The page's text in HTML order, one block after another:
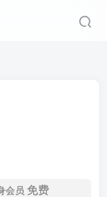
会员 免费